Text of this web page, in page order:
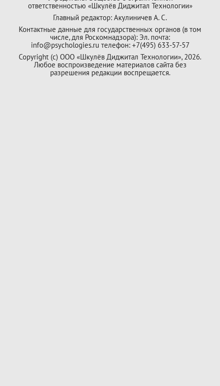
ответственностью «Шкулёв Диджитал Технологии»
Главный редактор: Акулиничев А. С.
Контактные данные для государственных органов (в том
числе, для Роскомнадзора): Эл. почта:
info@psychologies.ru телефон: +7(495) 633-57-57
Copyright (с) ООО «Шкулёв Диджитал Технологии», 2026.
Любое воспроизведение материалов сайта без
разрешения редакции воспрещается.